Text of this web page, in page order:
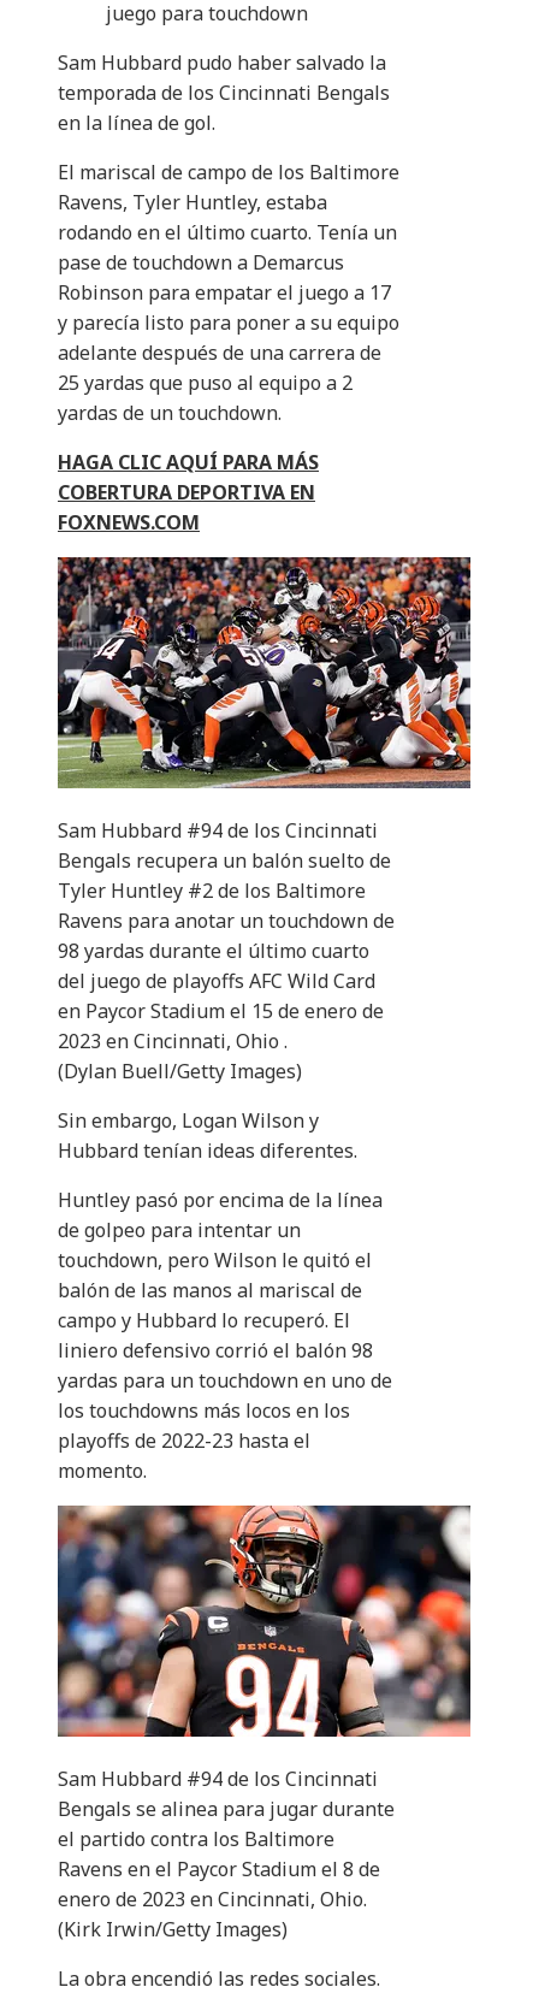
juego para touchdown
Sam Hubbard pudo haber salvado la
temporada de los Cincinnati Bengals
en la línea de gol.
El mariscal de campo de los Baltimore
Ravens, Tyler Huntley, estaba
rodando en el último cuarto. Tenía un
pase de touchdown a Demarcus
Robinson para empatar el juego a 17
y parecía listo para poner a su equipo
adelante después de una carrera de
25 yardas que puso al equipo a 2
yardas de un touchdown.
HAGA CLIC AQUÍ PARA MÁS
COBERTURA DEPORTIVA EN
FOXNEWS.COM
Sam Hubbard #94 de los Cincinnati
Bengals recupera un balón suelto de
Tyler Huntley #2 de los Baltimore
Ravens para anotar un touchdown de
98 yardas durante el último cuarto
del juego de playoffs AFC Wild Card
en Paycor Stadium el 15 de enero de
2023 en Cincinnati, Ohio .
(Dylan Buell/Getty Images)
Sin embargo, Logan Wilson y
Hubbard tenían ideas diferentes.
Huntley pasó por encima de la línea
de golpeo para intentar un
touchdown, pero Wilson le quitó el
balón de las manos al mariscal de
campo y Hubbard lo recuperó. El
liniero defensivo corrió el balón 98
yardas para un touchdown en uno de
los touchdowns más locos en los
playoffs de 2022-23 hasta el
momento.
Sam Hubbard #94 de los Cincinnati
Bengals se alinea para jugar durante
el partido contra los Baltimore
Ravens en el Paycor Stadium el 8 de
enero de 2023 en Cincinnati, Ohio.
(Kirk Irwin/Getty Images)
La obra encendió las redes sociales.